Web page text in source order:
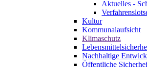
Aktuelles -
Kultur
Kommunalaufsicht
Klimaschutz
Nachhaltige
Öffentliche